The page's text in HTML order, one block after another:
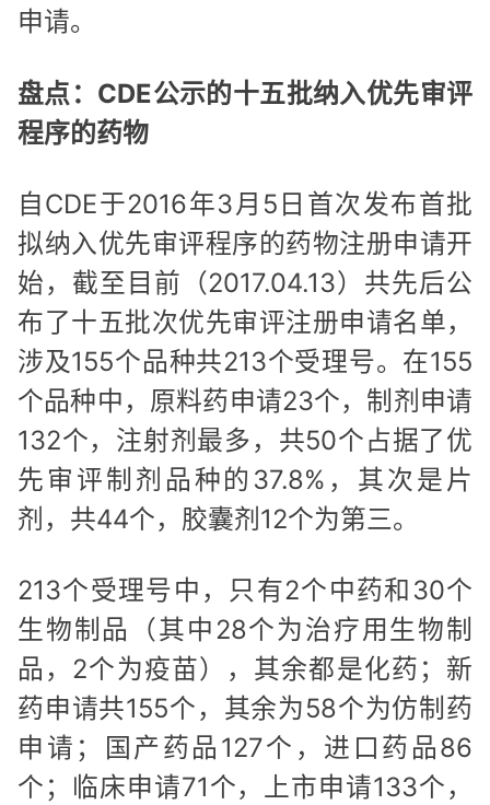
申请。
盘点：CDE公示的十五批纳入优先审评
程序的药物
自CDE于2016年3月5日首次发布首批
拟纳入优先审评程序的药物注册申请开
始，截至目前（2017.04.13）共先后公
布了十五批次优先审评注册申请名单，
涉及155个品种共213个受理号。在155
个品种中，原料药申请23个，制剂申请
132个，注射剂最多，共50个占据了优
先审评制剂品种的37.8%，其次是片
剂，共44个，胶囊剂12个为第三。
213个受理号中，只有2个中药和30个
生物制品（其中28个为治疗用生物制
品，2个为疫苗），其余都是化药；新
药申请共155个，其余为58个为仿制药
申请；国产药品127个，进口药品86
个；临床申请71个，上市申请133个，